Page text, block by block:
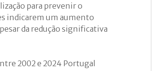
para prevenir o
indicarem um aumento
da redução significativa
2002 e 2024 Portugal